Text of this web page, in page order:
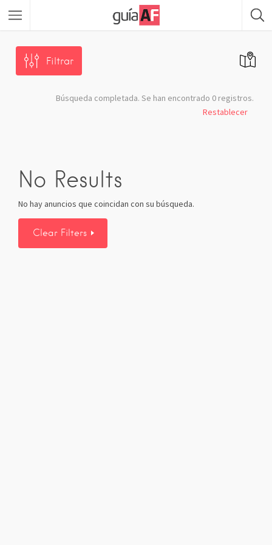
Filtrar
Búsqueda completada. Se han encontrado 0 registros.
Restablecer
No Results
No hay anuncios que coincidan con su búsqueda.
Clear Filters